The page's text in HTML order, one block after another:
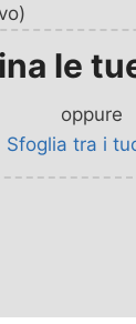
le
oppure
Sfoglia tra i